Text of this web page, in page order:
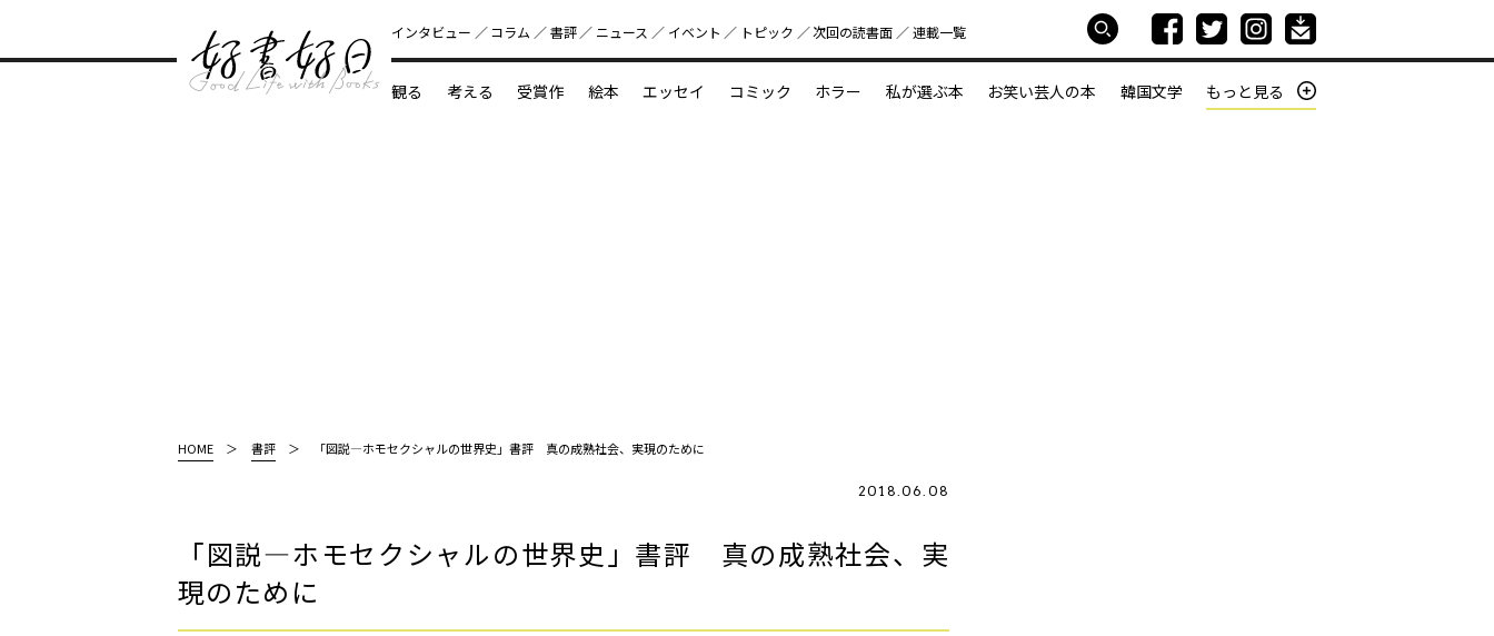
好書好日
インタビュー コラム 書評 ニュース イベント トピック 次回の読書⾯ 連載一覧
観る 考える 受賞作 絵本 エッセイ コミック ホラー 私が選ぶ本 お笑い芸人の本 韓国文学 もっと見る
HOME 書評 「図説―ホモセクシャルの世界史」書評 真の成熟社会、実現のために
2018.06.08
「図説―ホモセクシャルの世界史」書評 真の成熟社会、実
現のために